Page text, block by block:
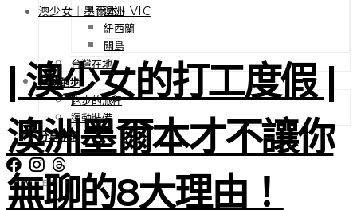
澳洲
紐西蘭
關島
台灣在地
運動跑步
跑步的旅程
運動裝備
分享所思
TW | EN
澳少女｜墨爾本・VIC
| 澳少女的打工度假 |
澳洲墨爾本才不讓你
無聊的8大理由！